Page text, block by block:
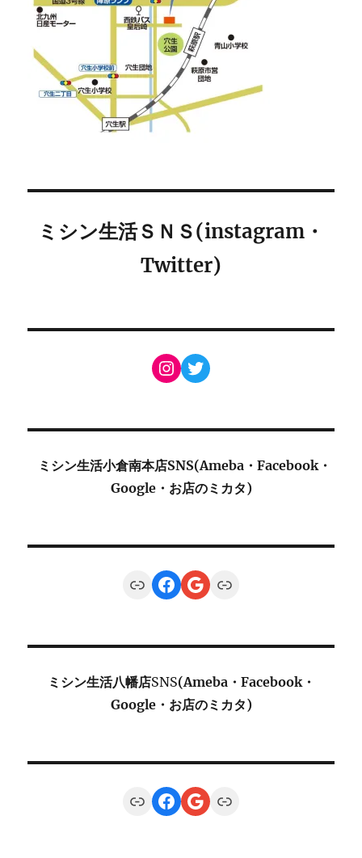
ミシン生活ＳＮＳ(instagram・
Twitter)
Instagram
Twitter
ミシン生活小倉南本店SNS(Ameba・Facebook・
Google・お店のミカタ)
LinkFacebook
Google
Link
ミシン生活八幡店SNS(Ameba・Facebook・
Google・お店のミカタ)
LinkFacebook
Google
Link